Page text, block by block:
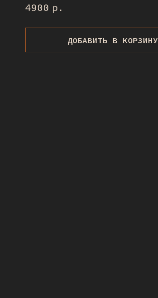
4900 р.
ДОБАВИТЬ В КОРЗИНУ